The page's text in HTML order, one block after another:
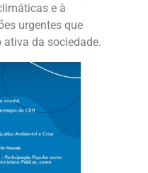
e à
urgentes que
da sociedade.